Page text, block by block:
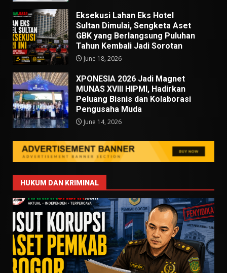
Eksekusi Lahan Eks Hotel
Sultan Dimulai, Sengketa Aset
GBK yang Berlangsung Puluhan
Tahun Kembali Jadi Sorotan
June 18, 2026
XPONESIA 2026 Jadi Magnet
MUNAS XVIII HIPMI, Hadirkan
Peluang Bisnis dan Kolaborasi
Pengusaha Muda
June 14, 2026
HUKUM DAN KRIMINAL